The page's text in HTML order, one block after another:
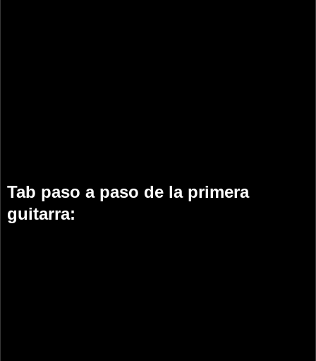
Tab paso a paso de la primera
guitarra: